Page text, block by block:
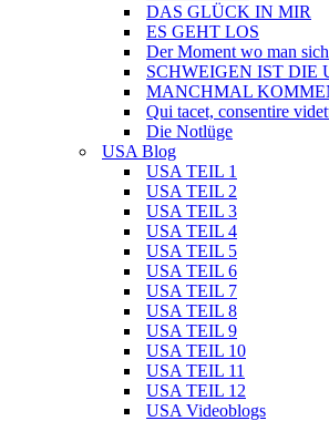
DAS GLÜCK IN MIR
ES GEHT LOS
Der Moment wo man
SCHWEIGEN IST DIE
MANCHMAL
Qui tacet, consentire
Die Notlüge
USA Blog
USA TEIL 1
USA TEIL 2
USA TEIL 3
USA TEIL 4
USA TEIL 5
USA TEIL 6
USA TEIL 7
USA TEIL 8
USA TEIL 9
USA TEIL 10
USA TEIL 11
USA TEIL 12
USA Videoblogs